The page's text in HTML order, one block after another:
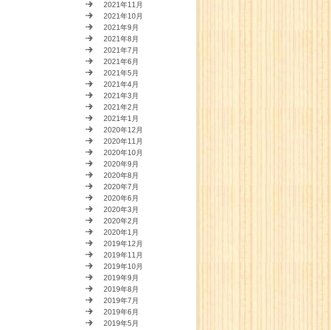
2021年11月
2021年10月
2021年9月
2021年8月
2021年7月
2021年6月
2021年5月
2021年4月
2021年3月
2021年2月
2021年1月
2020年12月
2020年11月
2020年10月
2020年9月
2020年8月
2020年7月
2020年6月
2020年3月
2020年2月
2020年1月
2019年12月
2019年11月
2019年10月
2019年9月
2019年8月
2019年7月
2019年6月
2019年5月